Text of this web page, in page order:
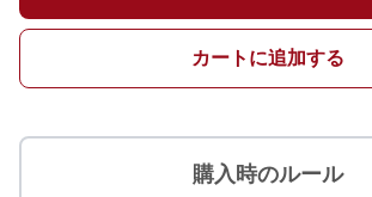
カートに追加する
購入時のルール